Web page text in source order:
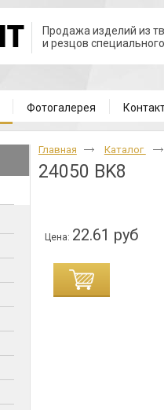
Продажа изделий из
и резцов
Фотогалерея
Главная Каталог
24050 BK8
Цена: 22.61 руб